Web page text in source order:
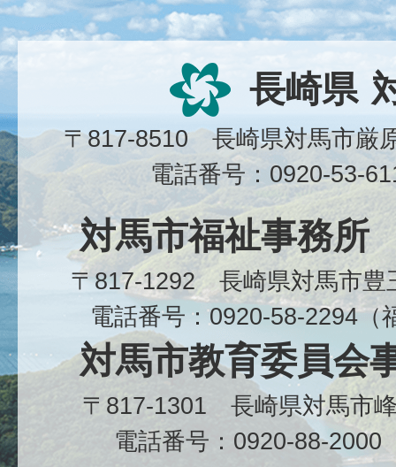
長崎県
〒817-8510 長崎県対馬市
電話番号：0920-53-
対馬市福祉事務所
〒817-1292 長崎県対馬市
電話番号：0920-58-2294（
対馬市教育委員会
〒817-1301 長崎県対馬市
電話番号：0920-88-2000